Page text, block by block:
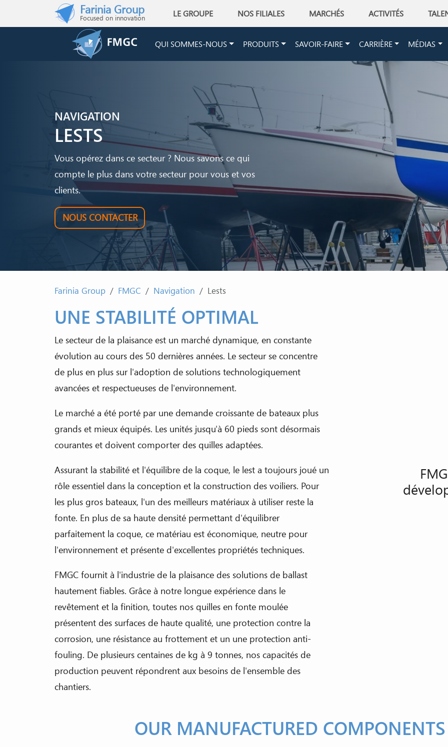
Skip to main contentFarinia Group
Focused on innovation Main navigation
LE GROUPE NOS FILIALES MARCHÉS ACTIVITÉS
QUI SOMMES-NOUS PRODUITS SAVOIR-FAIRE CARRIÈRE MÉDIAS
NAVIGATION
LESTS
Vous opérez dans ce secteur ? Nous savons ce qui
compte le plus dans votre secteur pour vous et vos
clients.
NOUS CONTACTER
Farinia Group FMGC Navigation Lests
UNE STABILITÉ OPTIMAL
Le secteur de la plaisance est un marché dynamique, en constante
évolution au cours des 50 dernières années. Le secteur se concentre
de plus en plus sur l'adoption de solutions technologiquement
avancées et respectueuses de l'environnement.
Le marché a été porté par une demande croissante de bateaux plus
grands et mieux équipés. Les unités jusqu'à 60 pieds sont désormais
courantes et doivent comporter des quilles adaptées.
Assurant la stabilité et l'équilibre de la coque, le lest a toujours joué un
rôle essentiel dans la conception et la construction des voiliers. Pour
les plus gros bateaux, l'un des meilleurs matériaux à utiliser reste la
fonte. En plus de sa haute densité permettant d'équilibrer
parfaitement la coque, ce matériau est économique, neutre pour
l'environnement et présente d'excellentes propriétés techniques.
FMGC fournit à l'industrie de la plaisance des solutions de ballast
hautement fiables. Grâce à notre longue expérience dans le
revêtement et la finition, toutes nos quilles en fonte moulée
présentent des surfaces de haute qualité, une protection contre la
corrosion, une résistance au frottement et un une protection anti-
fouling. De plusieurs centaines de kg à 9 tonnes, nos capacités de
production peuvent répondrent aux besoins de l'ensemble des
chantiers.
OUR MANUFACTURED COMPONENTS